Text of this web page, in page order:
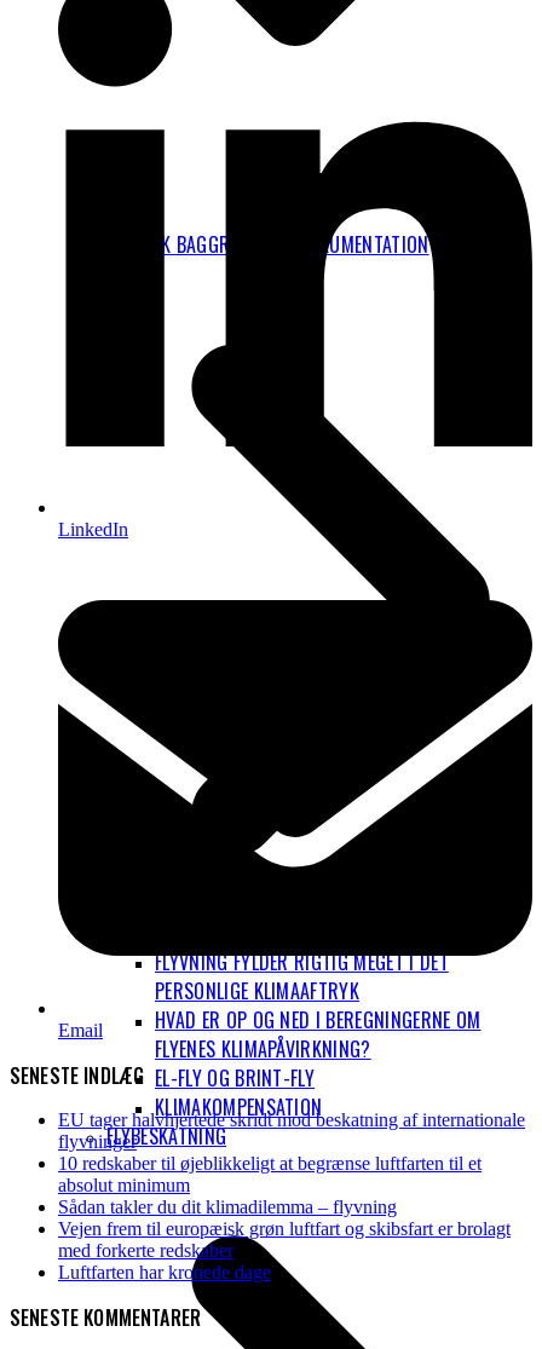
TEKNISK BAGGRUND OG DOKUMENTATION
FLYVNING FYLDER RIGTIG MEGET I DET
PERSONLIGE KLIMAAFTRYK
HVAD ER OP OG NED I BEREGNINGERNE OM
FLYENES KLIMAPÅVIRKNING?
EL-FLY OG BRINT-FLY
KLIMAKOMPENSATION
FLYBESKATNING
LinkedIn
Email
SENESTE INDLÆG
EU tager halvhjertede skridt mod beskatning af internationale
flyvninger
10 redskaber til øjeblikkeligt at begrænse luftfarten til et
absolut minimum
Sådan takler du dit klimadilemma – flyvning
Vejen frem til europæisk grøn luftfart og skibsfart er brolagt
med forkerte redskaber
Luftfarten har kronede dage
SENESTE KOMMENTARER